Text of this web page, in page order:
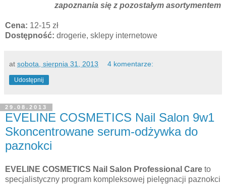
zapoznania się z pozostałym asortymentem
Cena: 12-15 zł
Dostępność: drogerie, sklepy internetowe
at sobota, sierpnia 31, 2013 4 komentarze:
Udostępnij
29.08.2013
EVELINE COSMETICS Nail Salon 9w1
Skoncentrowane serum-odżywka do
paznokci
EVELINE COSMETICS Nail Salon Professional Care to
specjalistyczny program kompleksowej pielęgnacji paznokci